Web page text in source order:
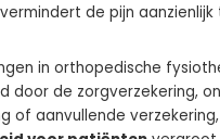
de pijn aanzienlijk
in orthopedische
door de zorgverzekering,
of aanvullende